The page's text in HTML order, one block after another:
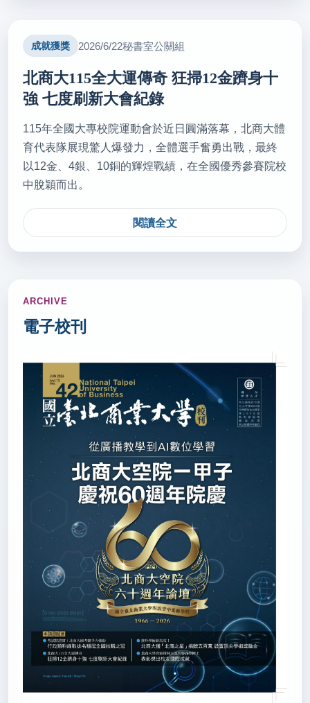
秘書室公關組
2026/07/03
輔具支持多元學習 教育部辦身障生教育輔具知能研討
會(轉載自 國立教育廣播電台 115.7.2)
秘書室公關組
2026/07/02
技藝在手掌握人生 竹縣4師生獲全國技藝教育績優(轉
載自 台灣好新聞 115.7.2)
四技二專技優甄審4078名額 開放正備取生填志願序
(轉載自 中央社 115.7.1)
2026/06/30
超車政大！中國醫躍升世界第515名 站穩私校龍頭 全
台27大學上榜(轉載自 太報 115.6.30)
秘書室公關組
2026/06/29
AI融入特色課程 新北10校獲校訂課程亮點肯定(轉載
自 國立教育廣播電台 115.6.29)
秘書室公關組
2026/06/26
全教產批「教師解聘法」黑箱 要求廢除校事會議制度
(轉載自 聯合報 115.6.26)
秘書室公關組
2026/06/25
新北學習扶助績優表揚 AI助攻找回學習自信(轉載自
成就獲獎 2026/6/22秘書室公關組
北商大115全大運傳奇 狂掃12金躋身十
強 七度刷新大會紀錄
115年全國大專校院運動會於近日圓滿落幕，北商大體
育代表隊展現驚人爆發力，全體選手奮勇出戰，最終
以12金、4銀、10銅的輝煌戰績，在全國優秀參賽院校
中脫穎而出。
閱讀全文
ARCHIVE
電子校刊